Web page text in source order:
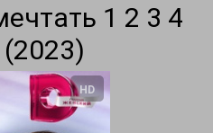
1 2 3 4
HD